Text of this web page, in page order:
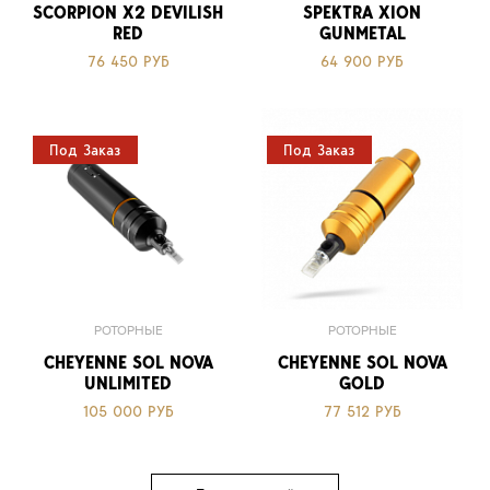
SCORPION X2 DEVILISH
RED
76 450 РУБ
SPEKTRA XION
GUNMETAL
64 900 РУБ
Под Заказ
РОТОРНЫЕ
CHEYENNE SOL NOVA
UNLIMITED
105 000 РУБ
Под Заказ
РОТОРНЫЕ
CHEYENNE SOL NOVA
GOLD
77 512 РУБ